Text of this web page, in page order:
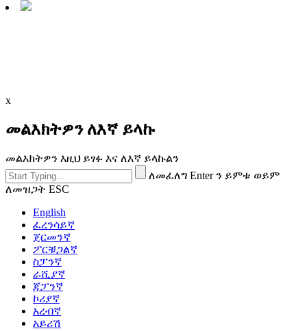
x
መልእክትዎን ለእኛ ይላኩ
መልእክትዎን እዚህ ይፃፉ እና ለእኛ ይላኩልን
ለመፈለግ Enter ን ይምቱ ወይም
ለመዝጋት ESC
English
ፈረንሳይኛ
ጀርመንኛ
ፖርቹጋልኛ
ስፓንኛ
ራሺያኛ
ጃፓንኛ
ኮሪያኛ
አረብኛ
አይሪሽ